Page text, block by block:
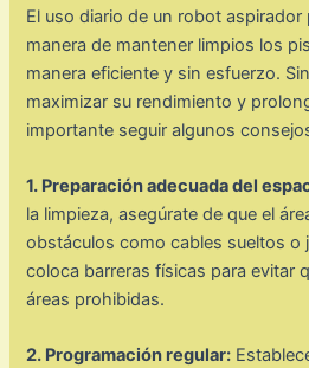
El uso diario de un robot
manera de mantener limpios los
manera eficiente y sin esfuerzo.
maximizar su rendimiento y
importante seguir algunos
1. Preparación adecuada del
la limpieza, asegúrate de que el
obstáculos como cables sueltos o
coloca barreras físicas para evitar
áreas prohibidas.
2. Programación regular: